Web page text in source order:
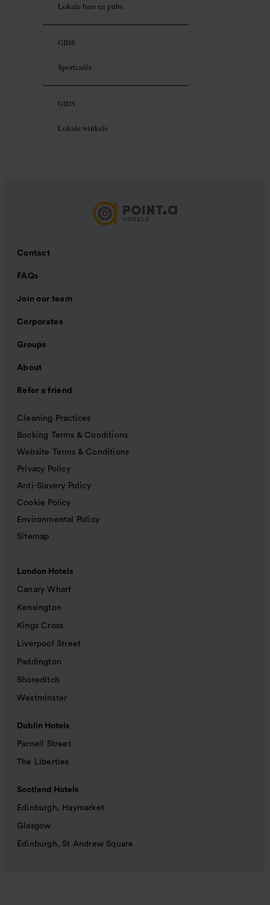
Lokale bars en pubs
GIDS
Sportcafés
GIDS
Lokale winkels
Contact
FAQs
Join our team
Corporates
Groups
About
Refer a friend
Cleaning Practices
Booking Terms & Conditions
Website Terms & Conditions
Privacy Policy
Anti-Slavery Policy
Cookie Policy
Environmental Policy
Sitemap
London Hotels
Canary Wharf
Kensington
Kings Cross
Liverpool Street
Paddington
Shoreditch
Westminster
Dublin Hotels
Parnell Street
The Liberties
Scotland Hotels
Edinburgh, Haymarket
Glasgow
Edinburgh, St Andrew Square